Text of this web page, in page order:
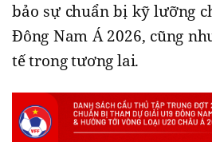
bảo sự chuẩn bị kỹ lưỡng
Đông Nam Á 2026, cũng
tế trong tương lai.